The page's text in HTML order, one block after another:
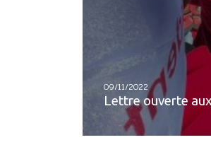
09/11/2022
Lettre ouverte